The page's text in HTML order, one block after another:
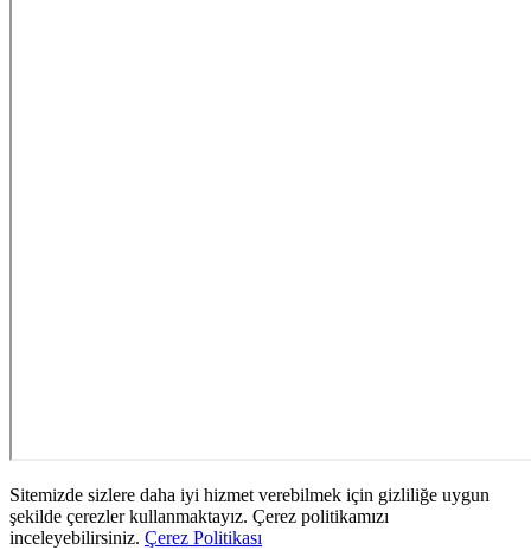
Sitemizde sizlere daha iyi hizmet verebilmek için gizliliğe uygun
şekilde çerezler kullanmaktayız. Çerez politikamızı
inceleyebilirsiniz. Çerez Politikası